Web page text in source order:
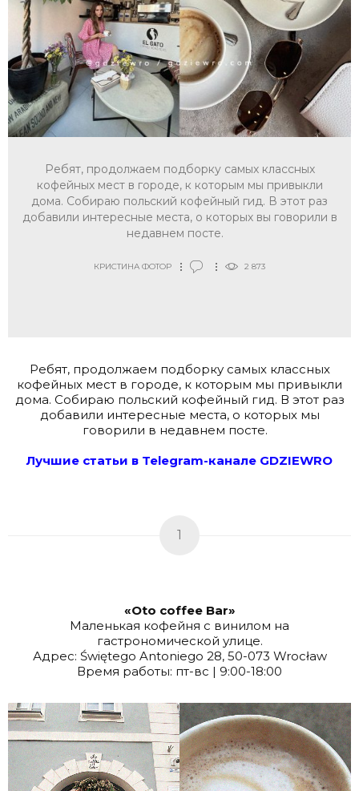
Ребят, продолжаем подборку самых классных
кофейных мест в городе, к которым мы привыкли
дома. Собираю польский кофейный гид. В этот раз
добавили интересные места, о которых вы говорили в
недавнем посте.
КРИСТИНА ФОТОР 2 873
Ребят, продолжаем подборку самых классных
кофейных мест в городе, к которым мы привыкли
дома. Собираю польский кофейный гид. В этот раз
добавили интересные места, о которых мы
говорили в недавнем посте.
Лучшие статьи в Telegram-канале GDZIEWRO
1
«Oto coffee Bar»
Маленькая кофейня с винилом на
гастрономической улице.
Адрес: Świętego Antoniego 28, 50-073 Wrocław
Время работы: пт-вс | 9:00-18:00